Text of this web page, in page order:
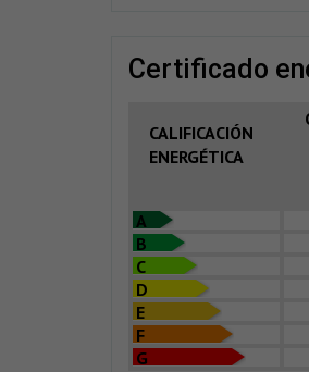
certificado
CALIFICACIÓN
ENERGÉTICA
A
B
C
D
E
F
G